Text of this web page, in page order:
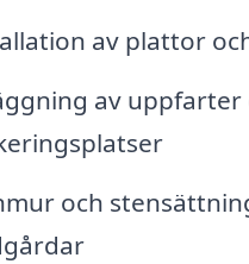
av plattor
av uppfarter
och